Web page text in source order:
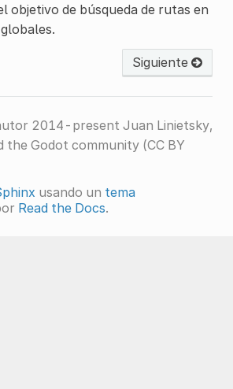
objetivo de búsqueda de rutas en
Siguiente
2014-present Juan Linietsky,
the Godot community (CC BY
usando un tema
Read the Docs.